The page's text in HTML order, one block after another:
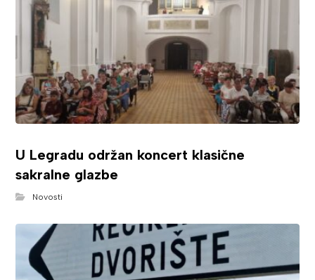
U Legradu održan koncert klasične
sakralne glazbe
Novosti